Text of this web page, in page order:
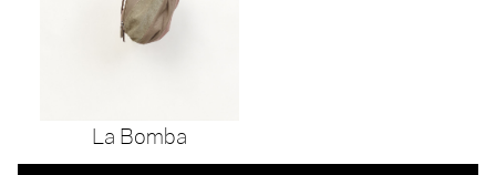
La Bomba